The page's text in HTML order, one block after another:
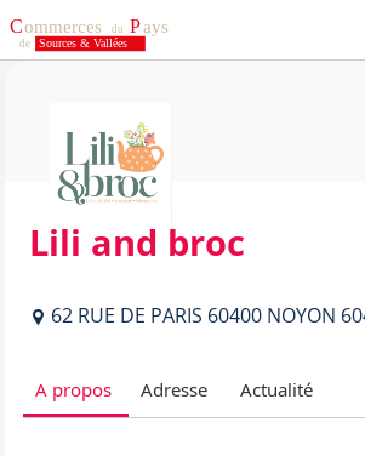
Lili and broc
62 RUE DE PARIS 60400 NOYON
A propos Adresse Actualité